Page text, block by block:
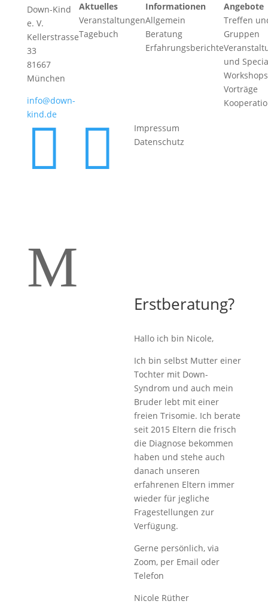
Down-Kind
e. V.
Kellerstrasse
33
81667
München
info@down-
kind.de
Aktuelles
Veranstaltungen
Tagebuch
Informationen
Allgemein
Beratung
Erfahrungsberichte
Angebote
Treffen
Gruppen
und
Vorträge
 
Impressum
Datenschutz
M
Erstberatung?
Hallo ich bin Nicole,
Ich bin selbst Mutter einer
Tochter mit Down-
Syndrom und auch mein
Bruder lebt mit einer
freien Trisomie. Ich berate
seit 2015 Eltern die frisch
die Diagnose bekommen
haben und stehe auch
danach unseren
erfahrenen Eltern immer
wieder für jegliche
Fragestellungen zur
Verfügung.
Gerne persönlich, via
Zoom, per Email oder
Telefon
Nicole Rüther